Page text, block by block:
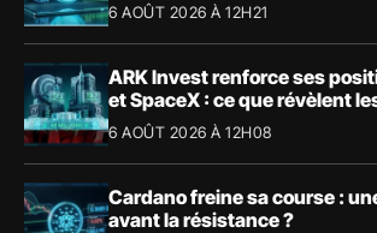
6 AOÛT 2026 À 12H21
ARK Invest renforce ses
et SpaceX : ce que révèlent
6 AOÛT 2026 À 12H08
Cardano freine sa course :
avant la résistance ?